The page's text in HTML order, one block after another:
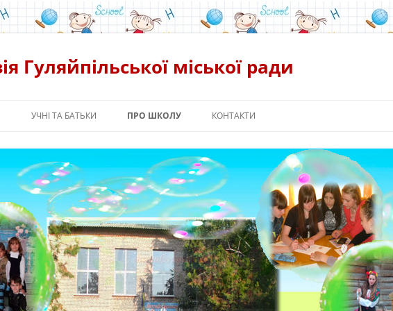
Гуляйпільської міської ради
УЧНІ ТА БАТЬКИ ПРО ШКОЛУ КОНТАКТИ